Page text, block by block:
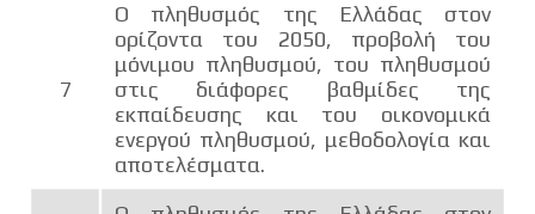
7
Ο πληθυσμός της Ελλάδας στον
ορίζοντα του 2050, προβολή του
μόνιμου πληθυσμού, του πληθυσμού
στις διάφορες βαθμίδες της
εκπαίδευσης και του οικονομικά
ενεργού πληθυσμού, μεθοδολογία και
αποτελέσματα.